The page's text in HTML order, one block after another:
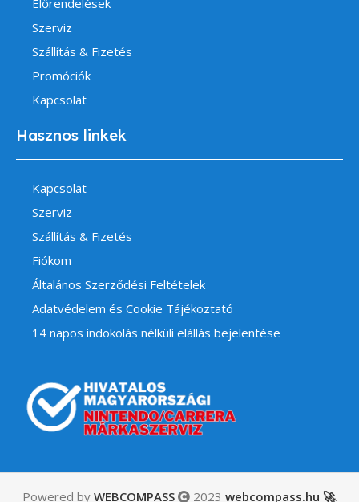
Előrendelések
Szerviz
Szállítás & Fizetés
Promóciók
Kapcsolat
Hasznos linkek
Kapcsolat
Szerviz
Szállítás & Fizetés
Fiókom
Általános Szerződési Feltételek
Adatvédelem és Cookie Tájékoztató
14 napos indokolás nélküli elállás bejelentése
Powered by WEBCOMPASS 2023 webcompass.hu 🚀.